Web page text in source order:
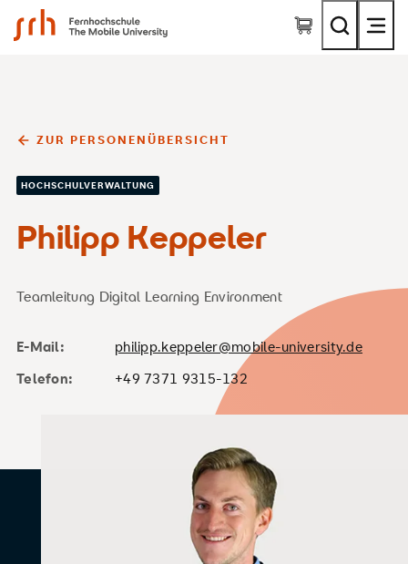
SRH Fernhochschule - The Mobile University
ZUR PERSONENÜBERSICHT
HOCHSCHULVERWALTUNG
Philipp Keppeler
Teamleitung Digital Learning Environment
E-Mail:
philipp.keppeler@mobile-university.de
Telefon:
+49 7371 9315-132